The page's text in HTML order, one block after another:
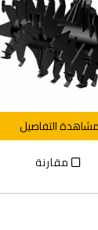
مشاهدة التفاصيل
مقارنة